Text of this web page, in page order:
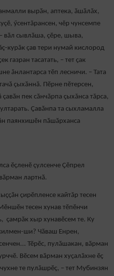
вырӑн, аптека, ӑшӑлăх,
ӳсентăрансен, чĕр чунсемпе
вӑл сывлӑша, çӗре, шыва,
курăк çав тери нумай кислород
газран тасатать, – тет ҫак
ăнлантарса тӗп лесничи. – Тата
ҫыхӑннă. Пӗрне пӗтерсен,
пек сӑнчӑрпа çыхăнса тăрса,
Ҫавӑнпа та сыхламалла
паянхишӗн пӑшӑрханса
ӗçленӗ çулсенче Ҫӗпрел
лартнӑ.
çирӗпленсе кайтăр тесен
тесен хунав тӗпӗнчи
çамрăк хыр хунавӗсем те. Ку
ши? Чӑваш Енрен,
Тӗрӗс, пулӑшакан, вӑрман
Вӗсем вӑрман хуҫалӑхне ӗҫ
те пулăшрӗç, – тет Мубинзян